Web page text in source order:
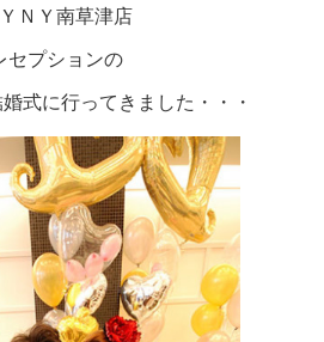
ＮＹ南草津店
セプションの
式に行ってきました・・・